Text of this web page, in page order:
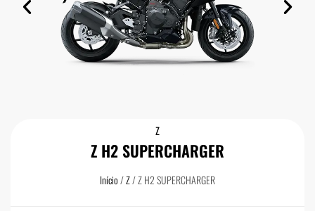
Z
Z H2 SUPERCHARGER
Início/Z/ Z H2 SUPERCHARGER